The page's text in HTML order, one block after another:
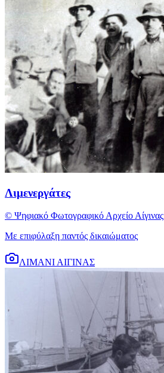
Λιμενεργάτες
© Ψηφιακό Φωτογραφικό Αρχείο Αίγινας
Με επιφύλαξη παντός δικαιώματος
ΛΙΜΑΝΙ ΑΙΓΙΝΑΣ